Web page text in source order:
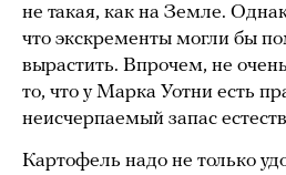
не такая, как на Земле.
что экскременты могли бы
вырастить. Впрочем, не
то, что у Марка Уотни есть
неисчерпаемый запас
Картофель надо не только